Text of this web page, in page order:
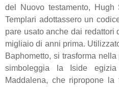
del Nuovo testamento,
Templari adottassero un
pare usato anche dai redattori
migliaio di anni prima.
Baphometto, si trasforma
simboleggia la Iside
Maddalena, che ripropone